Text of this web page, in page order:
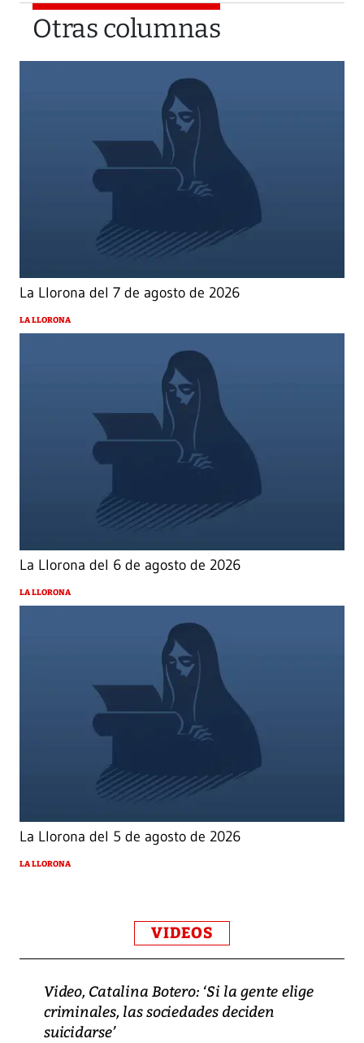
Otras columnas
La Llorona del 7 de agosto de 2026
LA LLORONA
La Llorona del 6 de agosto de 2026
LA LLORONA
La Llorona del 5 de agosto de 2026
LA LLORONA
VIDEOS
Video, Catalina Botero: ‘Si la gente elige
criminales, las sociedades deciden
suicidarse’